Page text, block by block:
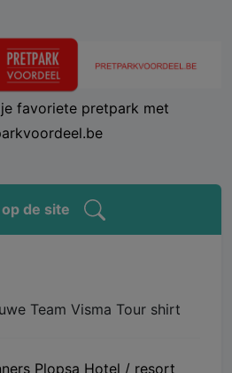
favoriete pretpark met
de site
Team Visma Tour shirt